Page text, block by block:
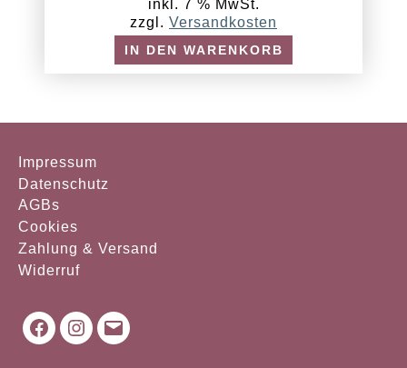
inkl. 7 % MwSt.
zzgl. Versandkosten
IN DEN WARENKORB
Impressum
Datenschutz
AGBs
Cookies
Zahlung & Versand
Widerruf
Facebook
Instagram
Mail